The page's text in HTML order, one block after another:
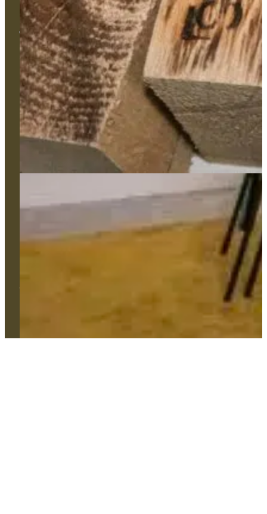
Services
Couleurs
Formation
Appui technique et gestion de projet
L'Atelier
Réalisations
Contact
106, avenue Pasteur 49100 Angers
contact@comtess.fr
Tous droits réservés. © 2024 Comtess | Création Agence Web
Enjin à Cholet | Mentions légales | Confidentialité | Cookies